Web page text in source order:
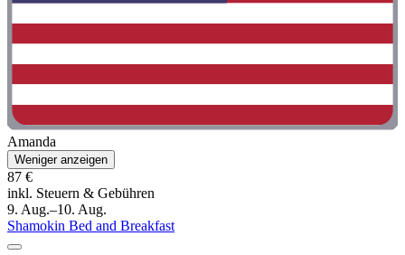
Amanda
Weniger anzeigen
87 €
inkl. Steuern & Gebühren
9. Aug.–10. Aug.
Shamokin Bed and Breakfast